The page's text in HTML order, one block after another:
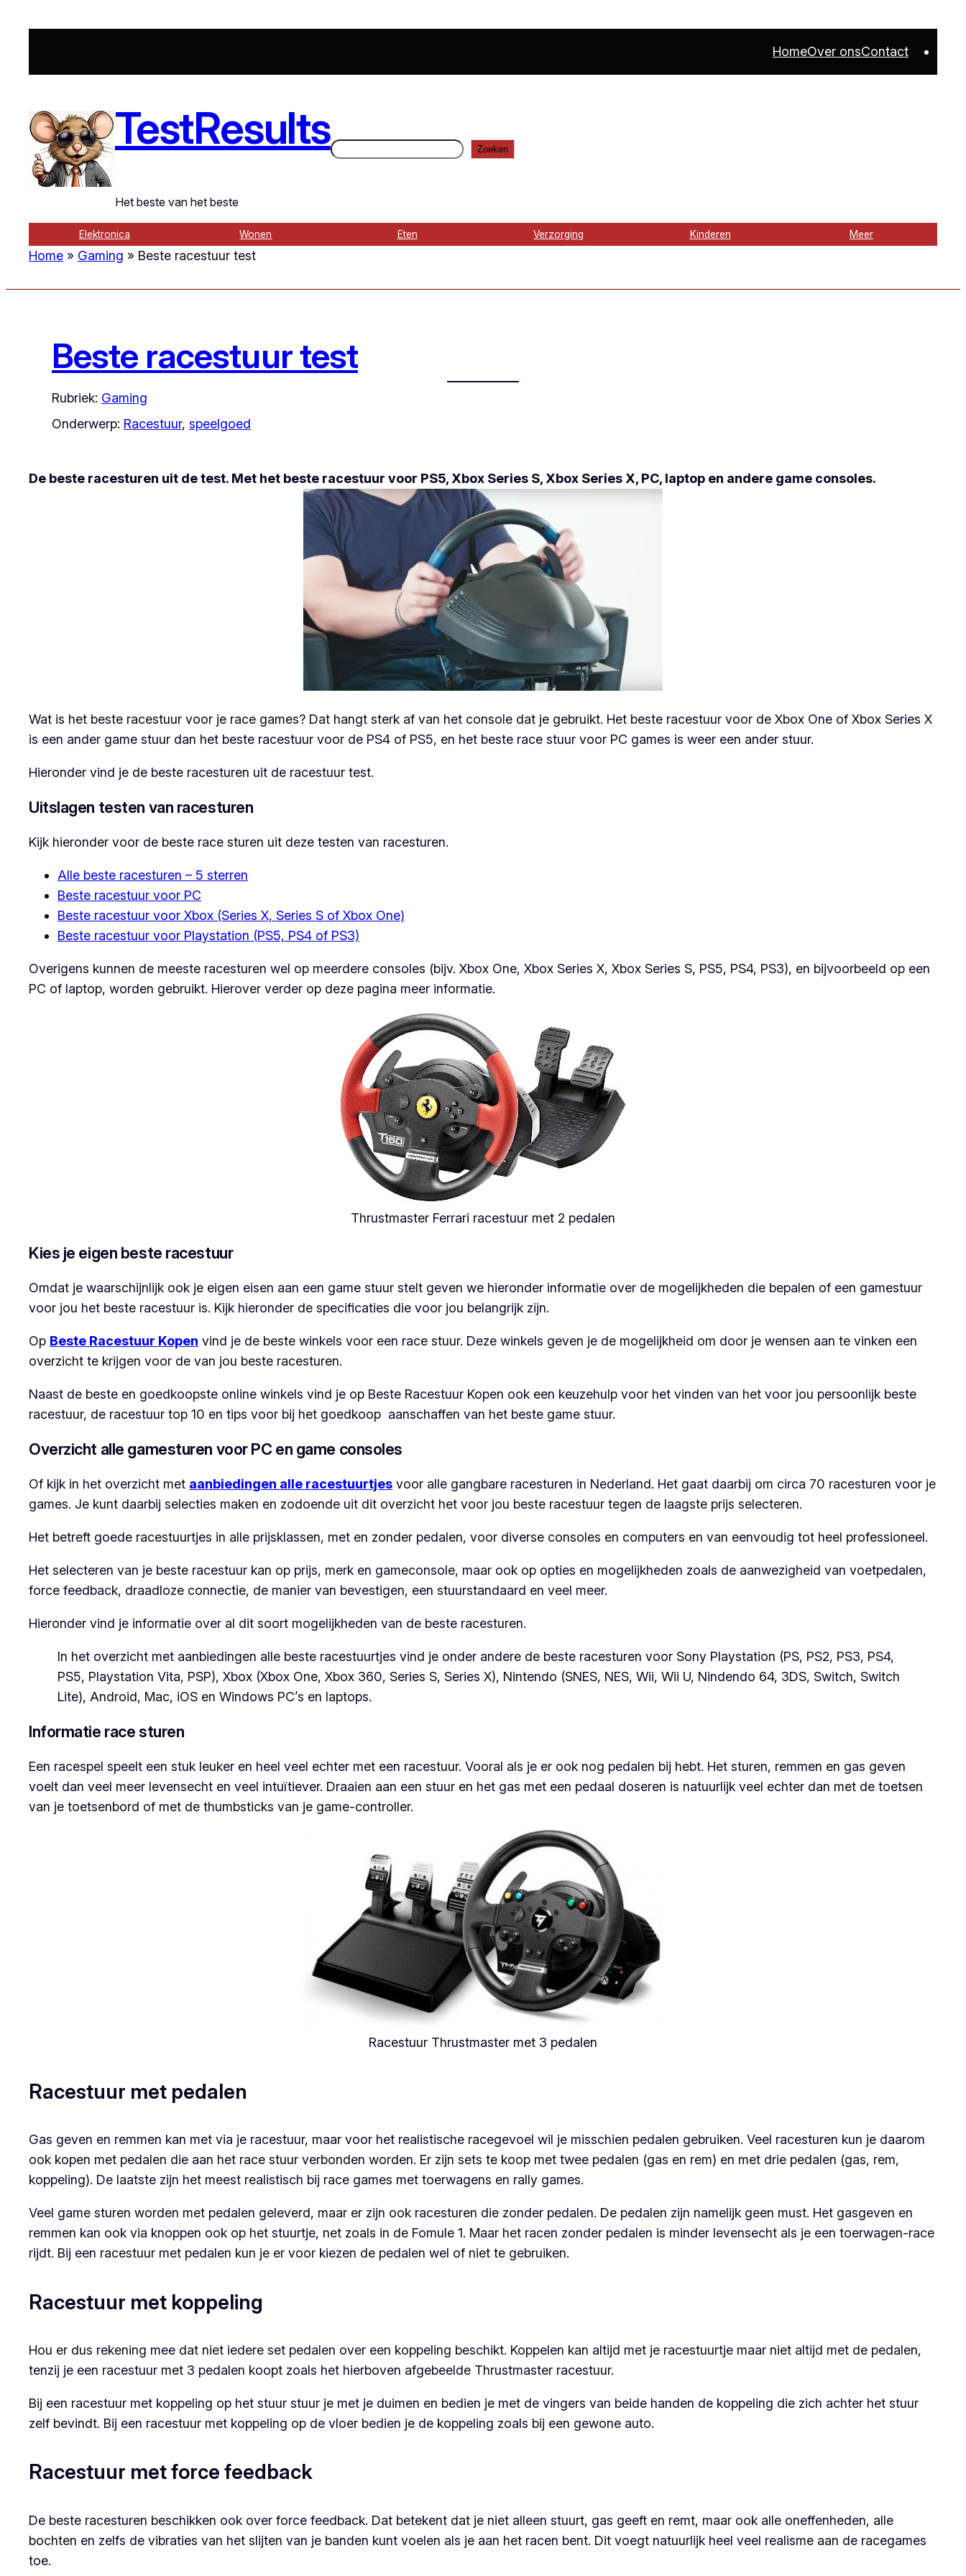
inhoud
HomeOver onsContact
TestResults
Het beste van het beste
Zoeken Zoeken
Elektronica Wonen Eten Verzorging Kinderen Meer
Home » Gaming » Beste racestuur test
Beste racestuur test
Rubriek: Gaming
Onderwerp: Racestuur, speelgoed
De beste racesturen uit de test. Met het beste racestuur voor PS5, Xbox Series S, Xbox Series X, PC, laptop en andere game consoles.
Wat is het beste racestuur voor je race games? Dat hangt sterk af van het console dat je gebruikt. Het beste racestuur voor de Xbox One of Xbox Series X
is een ander game stuur dan het beste racestuur voor de PS4 of PS5, en het beste race stuur voor PC games is weer een ander stuur.
Hieronder vind je de beste racesturen uit de racestuur test.
Uitslagen testen van racesturen
Kijk hieronder voor de beste race sturen uit deze testen van racesturen.
Alle beste racesturen – 5 sterren
Beste racestuur voor PC
Beste racestuur voor Xbox (Series X, Series S of Xbox One)
Beste racestuur voor Playstation (PS5, PS4 of PS3)
Overigens kunnen de meeste racesturen wel op meerdere consoles (bijv. Xbox One, Xbox Series X, Xbox Series S, PS5, PS4, PS3), en bijvoorbeeld op een
PC of laptop, worden gebruikt. Hierover verder op deze pagina meer informatie.
Thrustmaster Ferrari racestuur met 2 pedalen
Kies je eigen beste racestuur
Omdat je waarschijnlijk ook je eigen eisen aan een game stuur stelt geven we hieronder informatie over de mogelijkheden die bepalen of een gamestuur
voor jou het beste racestuur is. Kijk hieronder de specificaties die voor jou belangrijk zijn.
Op Beste Racestuur Kopen vind je de beste winkels voor een race stuur. Deze winkels geven je de mogelijkheid om door je wensen aan te vinken een
overzicht te krijgen voor de van jou beste racesturen.
Naast de beste en goedkoopste online winkels vind je op Beste Racestuur Kopen ook een keuzehulp voor het vinden van het voor jou persoonlijk beste
racestuur, de racestuur top 10 en tips voor bij het goedkoop aanschaffen van het beste game stuur.
Overzicht alle gamesturen voor PC en game consoles
Of kijk in het overzicht met aanbiedingen alle racestuurtjes voor alle gangbare racesturen in Nederland. Het gaat daarbij om circa 70 racesturen voor je
games. Je kunt daarbij selecties maken en zodoende uit dit overzicht het voor jou beste racestuur tegen de laagste prijs selecteren.
Het betreft goede racestuurtjes in alle prijsklassen, met en zonder pedalen, voor diverse consoles en computers en van eenvoudig tot heel professioneel.
Het selecteren van je beste racestuur kan op prijs, merk en gameconsole, maar ook op opties en mogelijkheden zoals de aanwezigheid van voetpedalen,
force feedback, draadloze connectie, de manier van bevestigen, een stuurstandaard en veel meer.
Hieronder vind je informatie over al dit soort mogelijkheden van de beste racesturen.
In het overzicht met aanbiedingen alle beste racestuurtjes vind je onder andere de beste racesturen voor Sony Playstation (PS, PS2, PS3, PS4,
PS5, Playstation Vita, PSP), Xbox (Xbox One, Xbox 360, Series S, Series X), Nintendo (SNES, NES, Wii, Wii U, Nindendo 64, 3DS, Switch, Switch
Lite), Android, Mac, iOS en Windows PC’s en laptops.
Informatie race sturen
Een racespel speelt een stuk leuker en heel veel echter met een racestuur. Vooral als je er ook nog pedalen bij hebt. Het sturen, remmen en gas geven
voelt dan veel meer levensecht en veel intuïtiever. Draaien aan een stuur en het gas met een pedaal doseren is natuurlijk veel echter dan met de toetsen
van je toetsenbord of met de thumbsticks van je game-controller.
Racestuur Thrustmaster met 3 pedalen
Racestuur met pedalen
Gas geven en remmen kan met via je racestuur, maar voor het realistische racegevoel wil je misschien pedalen gebruiken. Veel racesturen kun je daarom
ook kopen met pedalen die aan het race stuur verbonden worden. Er zijn sets te koop met twee pedalen (gas en rem) en met drie pedalen (gas, rem,
koppeling). De laatste zijn het meest realistisch bij race games met toerwagens en rally games.
Veel game sturen worden met pedalen geleverd, maar er zijn ook racesturen die zonder pedalen. De pedalen zijn namelijk geen must. Het gasgeven en
remmen kan ook via knoppen ook op het stuurtje, net zoals in de Fomule 1. Maar het racen zonder pedalen is minder levensecht als je een toerwagen-race
rijdt. Bij een racestuur met pedalen kun je er voor kiezen de pedalen wel of niet te gebruiken.
Racestuur met koppeling
Hou er dus rekening mee dat niet iedere set pedalen over een koppeling beschikt. Koppelen kan altijd met je racestuurtje maar niet altijd met de pedalen,
tenzij je een racestuur met 3 pedalen koopt zoals het hierboven afgebeelde Thrustmaster racestuur.
Bij een racestuur met koppeling op het stuur stuur je met je duimen en bedien je met de vingers van beide handen de koppeling die zich achter het stuur
zelf bevindt. Bij een racestuur met koppeling op de vloer bedien je de koppeling zoals bij een gewone auto.
Racestuur met force feedback
De beste racesturen beschikken ook over force feedback. Dat betekent dat je niet alleen stuurt, gas geeft en remt, maar ook alle oneffenheden, alle
bochten en zelfs de vibraties van het slijten van je banden kunt voelen als je aan het racen bent. Dit voegt natuurlijk heel veel realisme aan de racegames
toe.